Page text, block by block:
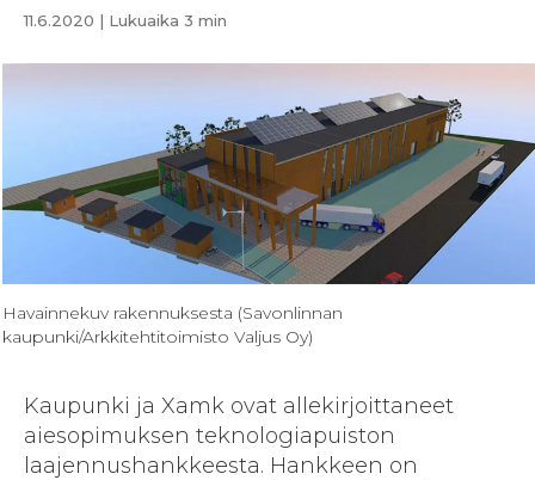
11.6.2020 | Lukuaika 3 min
Havainnekuv rakennuksesta (Savonlinnan
kaupunki/Arkkitehtitoimisto Valjus Oy)
Kaupunki ja Xamk ovat allekirjoittaneet
aiesopimuksen teknologiapuiston
laajennushankkeesta. Hankkeen on